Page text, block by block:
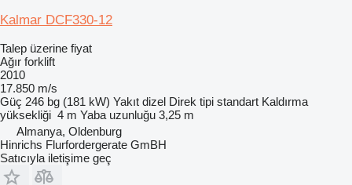
Kalmar DCF330-12
Talep üzerine fiyat
Ağır forklift
2010
17.850 m/s
Güç 246 bg (181 kW) Yakıt dizel Direk tipi standart Kaldırma
yüksekliği 4 m Yaba uzunluğu 3,25 m
Almanya, Oldenburg
Hinrichs Flurfordergerate GmBH
Satıcıyla iletişime geç